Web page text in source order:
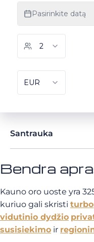
Santrauka
Bendra
Kauno oro uoste yra
kuriuo gali skristi
vidutinio dydžio
susisiekimo ir